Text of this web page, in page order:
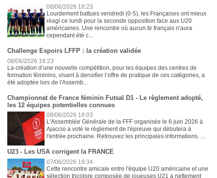
08/06/2026 18:23
Lourdement battues vendredi (0-5), les Françaises ont mieux
réagi ce lundi pour la seconde opposition face aux U20
américaines. Une rencontre où aucun tir français n'aura
cependant été c...
Challenge Espoirs LFFP : la création validée
08/06/2026 18:23
La création d’une nouvelle compétition, pour les équipes des centres de
formation féminins, visant à densifier l’offre de pratique de ces catégories, a
été adoptée lors de l'Assemb...
Championnat de France féminin Futsal D1 - Le règlement adopté,
les 12 équipes potentielles connues
08/06/2026 18:03
L'Assemblée Générale de la FFF organisée le 6 juin 2026 à
Ajaccio a voté le règlement de l'épreuve qui débutera à
l'entrée prochaine. Retrouvez les principales informations. ...
U23 - Les USA corrigent la FRANCE
07/06/2026 19:34
Cette rencontre amicale entre l'équipe U20 américaine et une
sélection tricolore composée de joueuses U21 a nettement